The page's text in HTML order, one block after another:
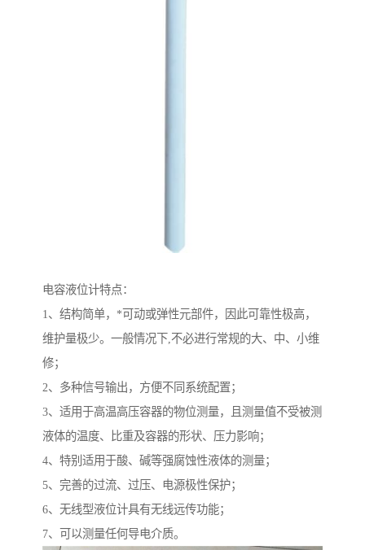
电容液位计特点：
1、结构简单，*可动或弹性元部件，因此可靠性极高，
维护量极少。一般情况下,不必进行常规的大、中、小维
修；
2、多种信号输出，方便不同系统配置；
3、适用于高温高压容器的物位测量，且测量值不受被测
液体的温度、比重及容器的形状、压力影响；
4、特别适用于酸、碱等强腐蚀性液体的测量；
5、完善的过流、过压、电源极性保护；
6、无线型液位计具有无线远传功能；
7、可以测量任何导电介质。